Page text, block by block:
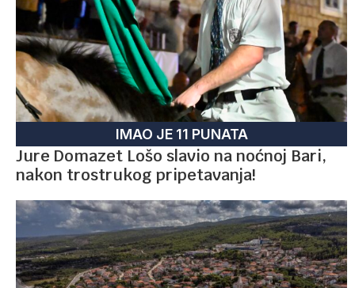
IMAO JE 11 PUNATA
Jure Domazet Lošo slavio na noćnoj Bari,
nakon trostrukog pripetavanja!